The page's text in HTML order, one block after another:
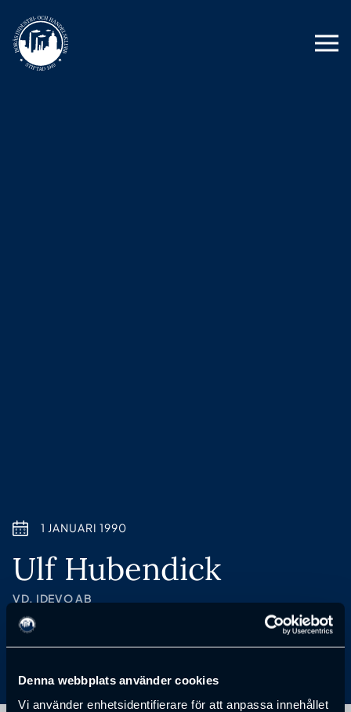
Denna webbplats använder cookies
Vi använder enhetsidentifierare för att anpassa innehållet
1 JANUARI 1990
Ulf Hubendick
VD, IDEVO AB
Anmälan till föreläsning har passerat